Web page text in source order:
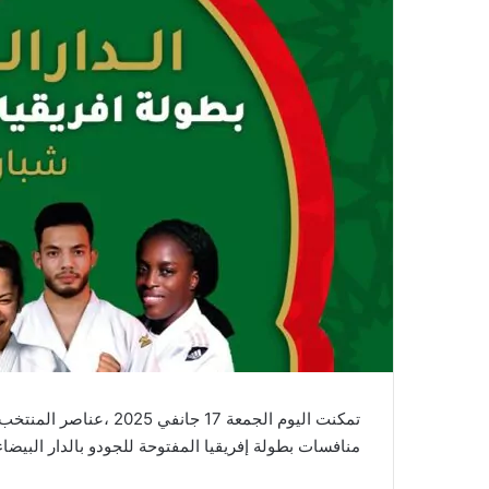
منافسات بطولة إفريقيا المفتوحة للجودو بالدار